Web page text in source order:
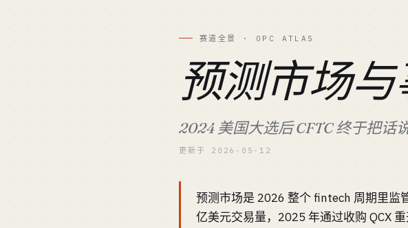
赛道全景 · OPC ATLAS
预测市场
2024 美国大选后 CFTC 终于把话
更新于 2026-05-12
预测市场是 2026 整个 fintech 周期里监
亿美元交易量，2025 年通过收购 QCX